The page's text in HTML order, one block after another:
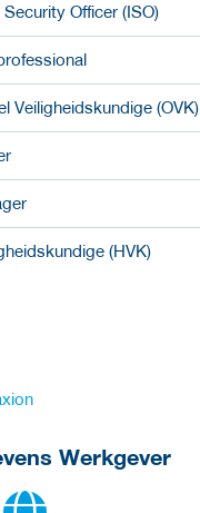
Officer (ISO)
Veiligheidskundige (OVK)
(HVK)
Werkgever